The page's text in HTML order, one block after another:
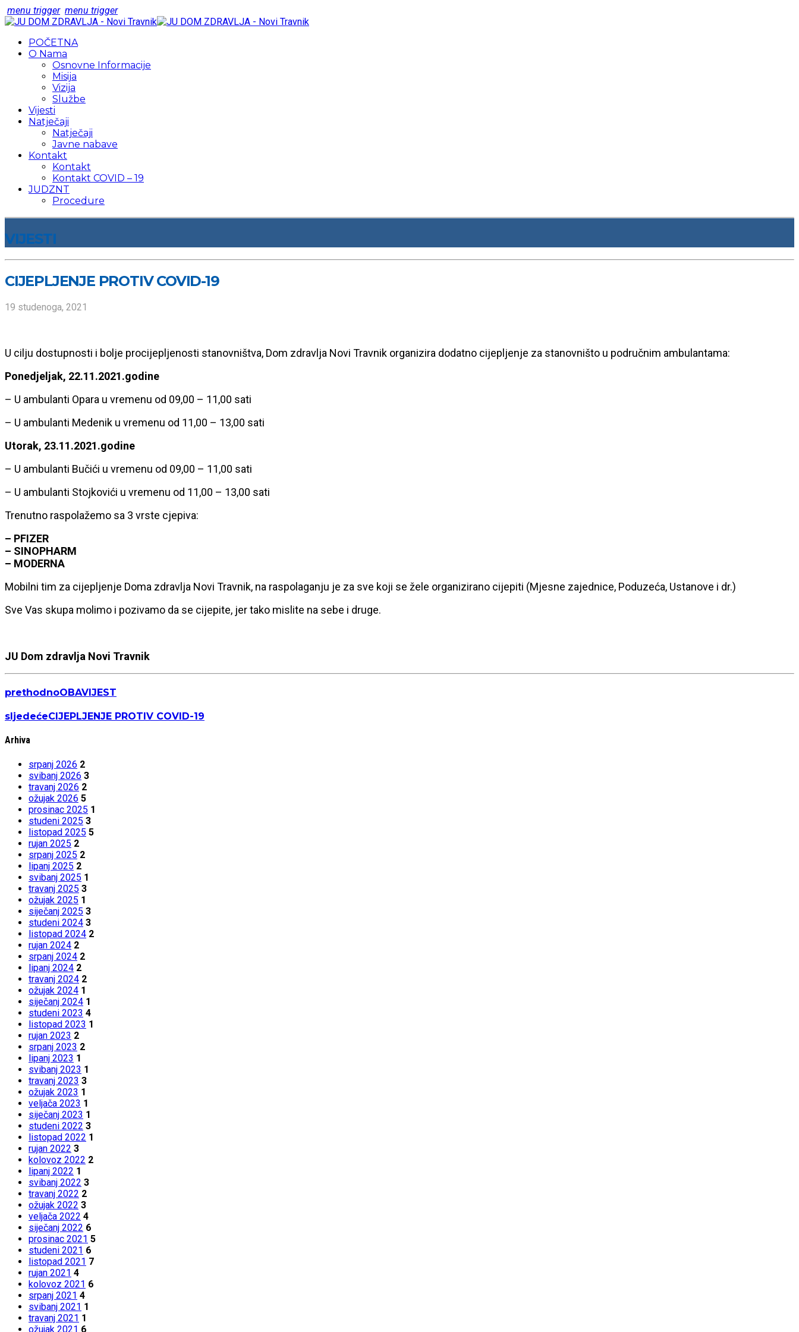
menu trigger menu trigger
POČETNA
O Nama
Osnovne Informacije
Misija
Vizija
Službe
Vijesti
Natječaji
Natječaji
Javne nabave
Kontakt
Kontakt
Kontakt COVID – 19
JUDZNT
Procedure
VIJESTI
CIJEPLJENJE PROTIV COVID-19
19 studenoga, 2021
U cilju dostupnosti i bolje procijepljenosti stanovništva, Dom zdravlja Novi Travnik organizira dodatno cijepljenje za stanovništo u područnim ambulantama:
Ponedjeljak, 22.11.2021.godine
– U ambulanti Opara u vremenu od 09,00 – 11,00 sati
– U ambulanti Medenik u vremenu od 11,00 – 13,00 sati
Utorak, 23.11.2021.godine
– U ambulanti Bučići u vremenu od 09,00 – 11,00 sati
– U ambulanti Stojkovići u vremenu od 11,00 – 13,00 sati
Trenutno raspolažemo sa 3 vrste cjepiva:
– PFIZER
– SINOPHARM
– MODERNA
Mobilni tim za cijepljenje Doma zdravlja Novi Travnik, na raspolaganju je za sve koji se žele organizirano cijepiti (Mjesne zajednice, Poduzeća, Ustanove i dr.)
Sve Vas skupa molimo i pozivamo da se cijepite, jer tako mislite na sebe i druge.
JU Dom zdravlja Novi Travnik
prethodnoOBAVIJEST
sljedećeCIJEPLJENJE PROTIV COVID-19
Arhiva
srpanj 2026 2
svibanj 2026 3
travanj 2026 2
ožujak 2026 5
prosinac 2025 1
studeni 2025 3
listopad 2025 5
rujan 2025 2
srpanj 2025 2
lipanj 2025 2
svibanj 2025 1
travanj 2025 3
ožujak 2025 1
siječanj 2025 3
studeni 2024 3
listopad 2024 2
rujan 2024 2
srpanj 2024 2
lipanj 2024 2
travanj 2024 2
ožujak 2024 1
siječanj 2024 1
studeni 2023 4
listopad 2023 1
rujan 2023 2
srpanj 2023 2
lipanj 2023 1
svibanj 2023 1
travanj 2023 3
ožujak 2023 1
veljača 2023 1
siječanj 2023 1
studeni 2022 3
listopad 2022 1
rujan 2022 3
kolovoz 2022 2
lipanj 2022 1
svibanj 2022 3
travanj 2022 2
ožujak 2022 3
veljača 2022 4
siječanj 2022 6
prosinac 2021 5
studeni 2021 6
listopad 2021 7
rujan 2021 4
kolovoz 2021 6
srpanj 2021 4
svibanj 2021 1
travanj 2021 1
ožujak 2021 6